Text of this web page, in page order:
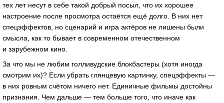
тех лет несут в себе такой добрый посыл, что их хорошее
настроение после просмотра остаётся ещё долго. В них нет
спецэффектов, но сценарий и игра актёров не лишены были
смысла, как то бывает в современном отечественном
и зарубежном кино.
За что мы не любим голливудские блокбастеры (хотя иногда
смотрим их)? Если убрать глянцевую картинку, спецэффекты —
в них ровным счётом ничего нет. Единичные фильмы достойны
признания. Чем дальше — тем больше того, что иначе как